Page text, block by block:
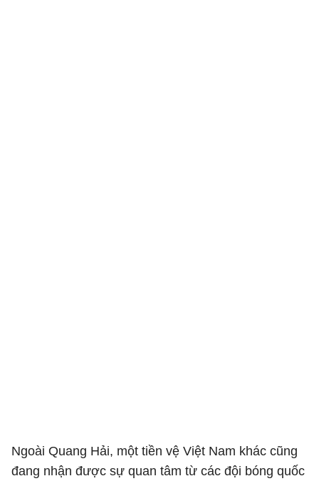
Ngoài Quang Hải, một tiền vệ Việt Nam khác cũng
đang nhận được sự quan tâm từ các đội bóng quốc